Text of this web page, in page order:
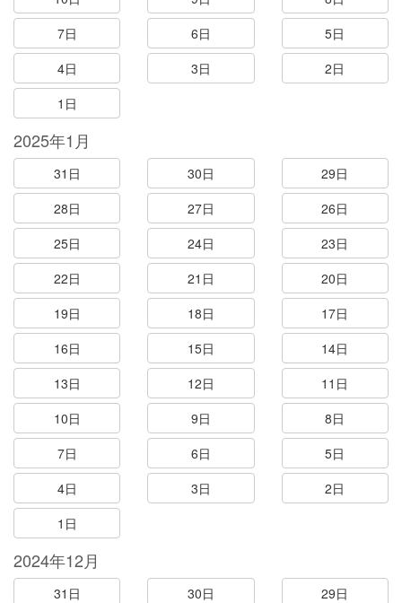
7日
6日
5日
4日
3日
2日
1日
2025年1月
31日 30日
29日
28日
27日
26日
25日
24日
23日
22日
21日
20日
19日
18日
17日
16日
15日
14日
13日
12日
11日
10日
9日
8日
7日
6日
5日
4日
3日
2日
1日
2024年12月
31日 30日
29日